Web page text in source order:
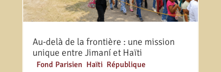
Au-delà de la frontière : une mission
unique entre Jimaní et Haïti
Fond Parisien Haïti, République